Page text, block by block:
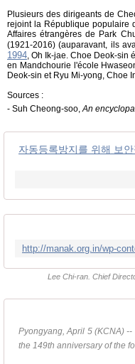
Plusieurs des dirigeants de
rejoint la République populaire
Affaires étrangères de Park
(1921-2016) (auparavant, ils
1994 , Oh Ik-jae. Choe Deok-
en Mandchourie l'école
Deok-sin et Ryu Mi-yong, Choe
Sources :
- Suh Cheong-soo, An
자동등록방지를 위해 보
Lee Chi-ran. Chief
Pyongyang, April 5 (KCNA)
the 149th anniversary of the